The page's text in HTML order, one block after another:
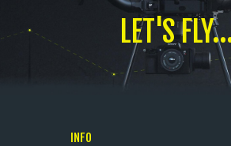
LET'S
INFO